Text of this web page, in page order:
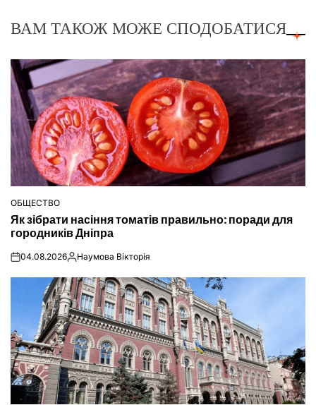
ВАМ ТАКОЖ МОЖЕ СПОДОБАТИСЯ
ОПУБЛІКУВАТИ
У
ОБЩЕСТВО
Як зібрати насіння томатів правильно: поради для
городників Дніпра
on04.08.2026Опубліковано
Наумова Вікторія